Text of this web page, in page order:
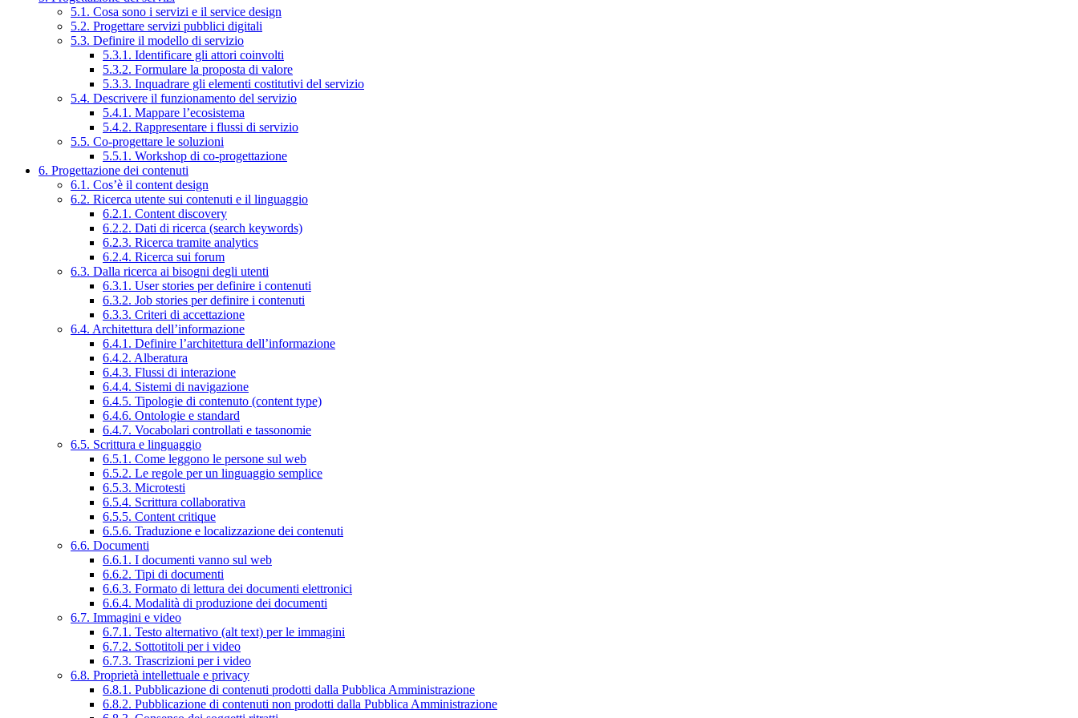
5.1. Cosa sono i servizi e il service design
5.2. Progettare servizi pubblici digitali
5.3. Definire il modello di servizio
5.3.1. Identificare gli attori coinvolti
5.3.2. Formulare la proposta di valore
5.3.3. Inquadrare gli elementi costitutivi del servizio
5.4. Descrivere il funzionamento del servizio
5.4.1. Mappare l’ecosistema
5.4.2. Rappresentare i flussi di servizio
5.5. Co-progettare le soluzioni
5.5.1. Workshop di co-progettazione
6. Progettazione dei contenuti
6.1. Cos’è il content design
6.2. Ricerca utente sui contenuti e il linguaggio
6.2.1. Content discovery
6.2.2. Dati di ricerca (search keywords)
6.2.3. Ricerca tramite analytics
6.2.4. Ricerca sui forum
6.3. Dalla ricerca ai bisogni degli utenti
6.3.1. User stories per definire i contenuti
6.3.2. Job stories per definire i contenuti
6.3.3. Criteri di accettazione
6.4. Architettura dell’informazione
6.4.1. Definire l’architettura dell’informazione
6.4.2. Alberatura
6.4.3. Flussi di interazione
6.4.4. Sistemi di navigazione
6.4.5. Tipologie di contenuto (content type)
6.4.6. Ontologie e standard
6.4.7. Vocabolari controllati e tassonomie
6.5. Scrittura e linguaggio
6.5.1. Come leggono le persone sul web
6.5.2. Le regole per un linguaggio semplice
6.5.3. Microtesti
6.5.4. Scrittura collaborativa
6.5.5. Content critique
6.5.6. Traduzione e localizzazione dei contenuti
6.6. Documenti
6.6.1. I documenti vanno sul web
6.6.2. Tipi di documenti
6.6.3. Formato di lettura dei documenti elettronici
6.6.4. Modalità di produzione dei documenti
6.7. Immagini e video
6.7.1. Testo alternativo (alt text) per le immagini
6.7.2. Sottotitoli per i video
6.7.3. Trascrizioni per i video
6.8. Proprietà intellettuale e privacy
6.8.1. Pubblicazione di contenuti prodotti dalla Pubblica Amministrazione
6.8.2. Pubblicazione di contenuti non prodotti dalla Pubblica Amministrazione